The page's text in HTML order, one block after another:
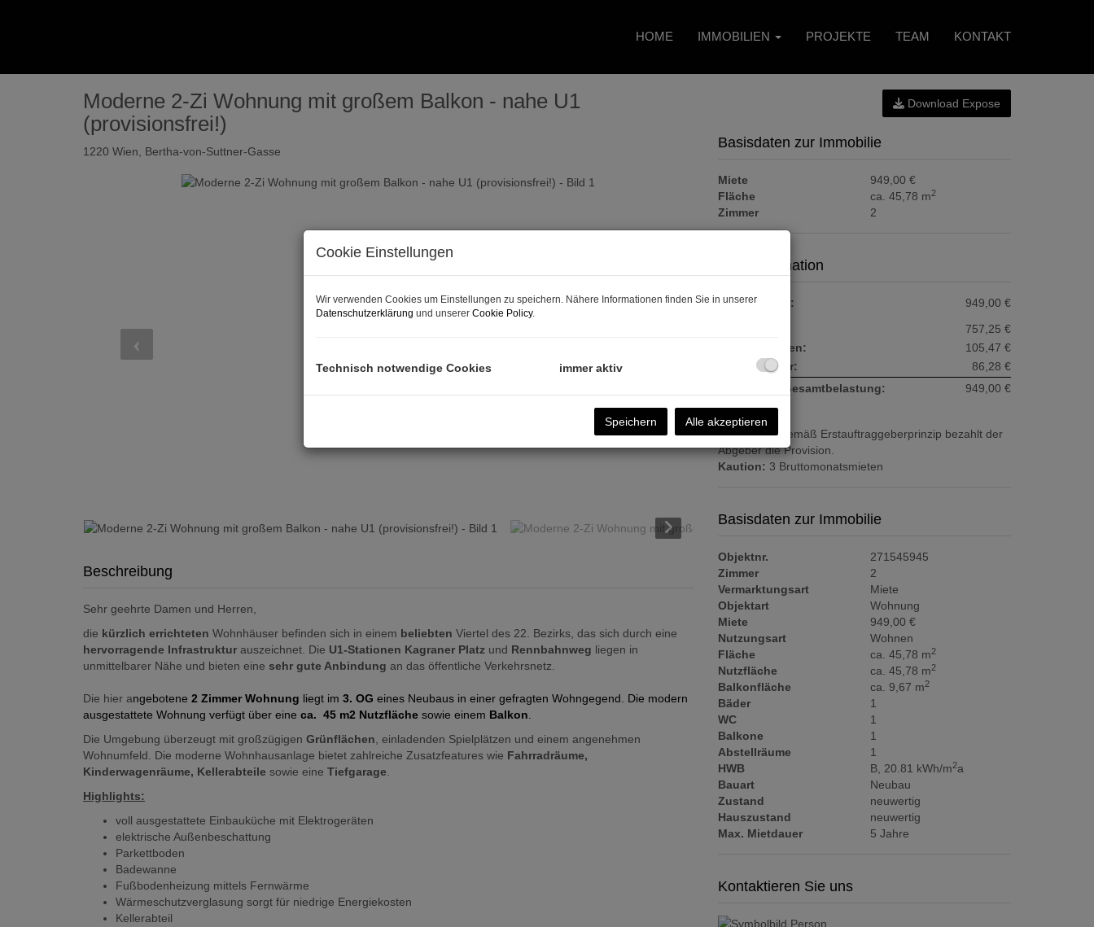
HOME IMMOBILIEN PROJEKTE TEAM KONTAKT
Moderne 2-Zi Wohnung mit großem Balkon - nahe U1
(provisionsfrei!)
1220 Wien , Bertha-von-Suttner-Gasse
Beschreibung
Sehr geehrte Damen und Herren,
die kürzlich errichteten Wohnhäuser befinden sich in einem beliebten Viertel des 22. Bezirks, das sich durch eine
hervorragende Infrastruktur auszeichnet. Die U1-Stationen Kagraner Platz und Rennbahnweg liegen in
unmittelbarer Nähe und bieten eine sehr gute Anbindung an das öffentliche Verkehrsnetz.
Die hier angebotene 2 Zimmer Wohnung liegt im 3. OG eines Neubaus in einer gefragten Wohngegend. Die modern
ausgestattete Wohnung verfügt über eine ca. 45 m2 Nutzfläche sowie einem Balkon.
Die Umgebung überzeugt mit großzügigen Grünflächen, einladenden Spielplätzen und einem angenehmen
Wohnumfeld. Die moderne Wohnhausanlage bietet zahlreiche Zusatzfeatures wie Fahrradräume,
Kinderwagenräume, Kellerabteile sowie eine Tiefgarage.
Highlights:
voll ausgestattete Einbauküche mit Elektrogeräten
elektrische Außenbeschattung
Parkettboden
Badewanne
Fußbodenheizung mittels Fernwärme
Wärmeschutzverglasung sorgt für niedrige Energiekosten
Kellerabteil
Download Expose
Basisdaten zur Immobilie
Miete
949,00 €
Fläche
ca. 45,78 m2
Zimmer 2
Preisinformation
Gesamtmiete:
949,00 €
757,25 €
Betriebskosten:
105,47 €
Umsatzsteuer:
86,28 €
monatliche Gesamtbelastung:
949,00 €
Provision:
Gemäß Erstauftraggeberprinzip bezahlt der
Abgeber die Provision.
Kaution: 3 Bruttomonatsmieten
Basisdaten zur Immobilie
Objektnr.
271545945
Zimmer
2
Vermarktungsart
Miete
Objektart
Wohnung
Miete
949,00 €
Nutzungsart
Wohnen
Fläche
ca. 45,78 m2
Nutzfläche ca. 45,78 m2
Balkonfläche ca. 9,67 m2
Bäder
1
WC
1
Balkone
1
Abstellräume
1
HWB
B, 20.81 kWh/m2a
Bauart
Neubau
Zustand
neuwertig
Hauszustand
neuwertig
Max. Mietdauer
5 Jahre
Kontaktieren Sie uns
Cookie Einstellungen
Wir verwenden Cookies um Einstellungen zu speichern. Nähere Informationen finden Sie in unserer
Datenschutzerklärung und unserer Cookie Policy.
Technisch notwendige Cookies immer aktiv
Speichern Alle akzeptieren